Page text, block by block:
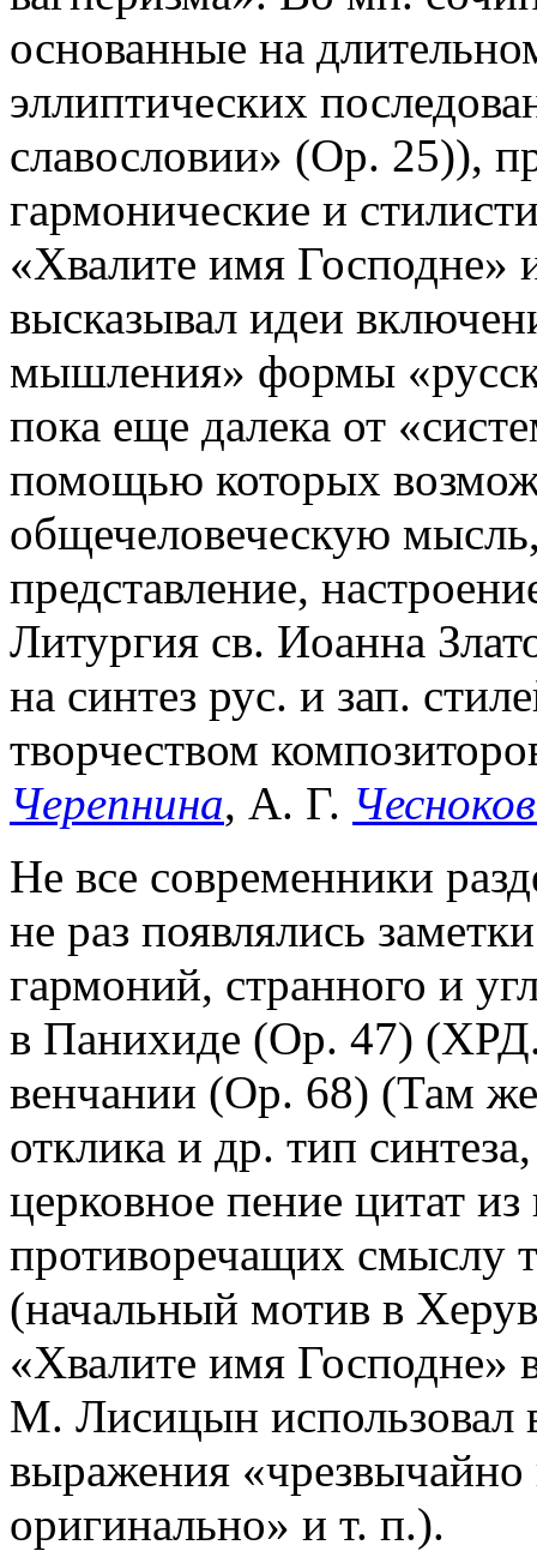
основанные на
эллиптических
славословии» (Oр. 25)),
гармонические и
«Хвалите имя
высказывал идеи
мышления» формы
пока еще далека от
помощью которых
общечеловеческую
представление,
Литургия св. Иоанна
на синтез рус. и зап.
творчеством
Черепнина, А. Г.
Не все современники
не раз появлялись
гармоний, странного и
в Панихиде (Oр. 47)
венчании (Oр. 68) (Там
отклика и др. тип
церковное пение цитат
противоречащих смыслу
(начальный мотив в
«Хвалите имя Господне»
М. Лисицын использовал
выражения
оригинально» и т. п.).